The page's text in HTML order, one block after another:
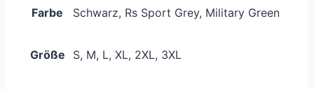
Farbe Schwarz, Rs Sport Grey, Military Green
Größe S, M, L, XL, 2XL, 3XL